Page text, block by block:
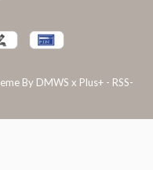
By DMWS x Plus+ - RSS-